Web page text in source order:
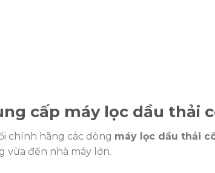
cấp máy lọc dầu thải
chính hãng các dòng máy lọc dầu thải
vừa đến nhà máy lớn.